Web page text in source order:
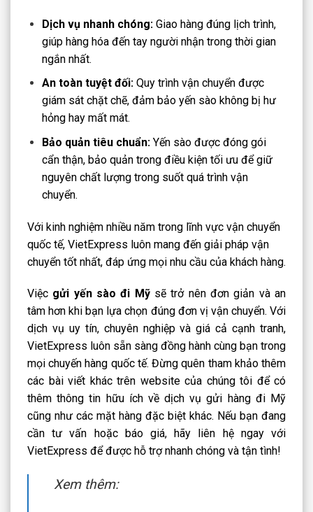
Dịch vụ nhanh chóng:Giao hàng đúng lịch trình,
giúp hàng hóa đến tay người nhận trong thời gian
ngắn nhất.
An toàn tuyệt đối:Quy trình vận chuyển được
giám sát chặt chẽ, đảm bảo yến sào không bị hư
hỏng hay mất mát.
Bảo quản tiêu chuẩn:Yến sào được đóng gói
cẩn thận, bảo quản trong điều kiện tối ưu để giữ
nguyên chất lượng trong suốt quá trình vận
chuyển.
Với kinh nghiệm nhiều năm trong lĩnh vực vận chuyển
quốc tế, VietExpress luôn mang đến giải pháp vận
chuyển tốt nhất, đáp ứng mọi nhu cầu của khách hàng.
Việc gửi yến sào đi Mỹsẽ trở nên đơn giản và an
tâm hơn khi bạn lựa chọn đúng đơn vị vận chuyển. Với
dịch vụ uy tín, chuyên nghiệp và giá cả cạnh tranh,
VietExpress luôn sẵn sàng đồng hành cùng bạn trong
mọi chuyến hàng quốc tế. Đừng quên tham khảo thêm
các bài viết khác trên website của chúng tôi để có
thêm thông tin hữu ích về dịch vụ gửi hàng đi Mỹ
cũng như các mặt hàng đặc biệt khác. Nếu bạn đang
cần tư vấn hoặc báo giá, hãy liên hệ ngay với
VietExpress để được hỗ trợ nhanh chóng và tận tình!
Xem thêm: